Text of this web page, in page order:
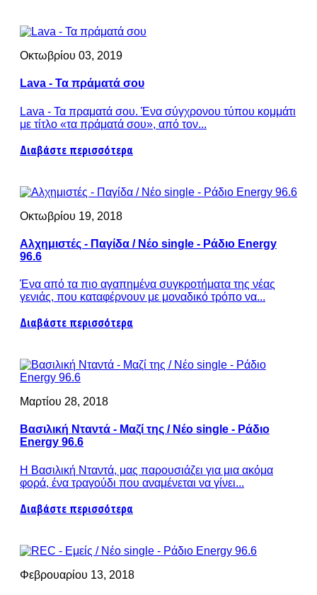
Οκτωβρίου 03, 2019
Lava - Τα πράματά σου
Lava - Τα πραματά σου. Ένα σύγχρονου τύπου κομμάτι
με τίτλο «τα πράματά σου», από τον...
Διαβάστε περισσότερα
Οκτωβρίου 19, 2018
Αλχημιστές - Παγίδα / Νέο single - Ράδιο Energy
96.6
Ένα από τα πιο αγαπημένα συγκροτήματα της νέας
γενιάς, που καταφέρνουν με μοναδικό τρόπο να...
Διαβάστε περισσότερα
Μαρτίου 28, 2018
Βασιλική Νταντά - Μαζί της / Νέο single - Ράδιο
Energy 96.6
Η Βασιλική Νταντά, μας παρουσιάζει για μια ακόμα
φορά, ένα τραγούδι που αναμένεται να γίνει...
Διαβάστε περισσότερα
Φεβρουαρίου 13, 2018